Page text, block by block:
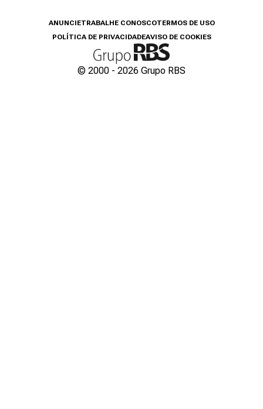
ANUNCIETRABALHE CONOSCOTERMOS DE USO
POLÍTICA DE PRIVACIDADEAVISO DE COOKIES
© 2000 - 2026 Grupo RBS